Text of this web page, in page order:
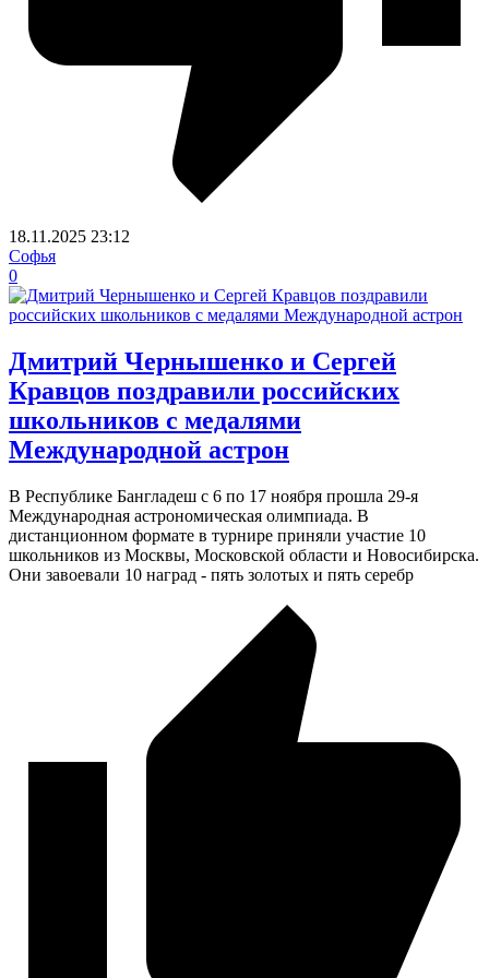
18.11.2025 23:12
Софья
0
Дмитрий Чернышенко и Сергей
Кравцов поздравили российских
школьников с медалями
Международной астрон
В Республике Бангладеш с 6 по 17 ноября прошла 29-я
Международная астрономическая олимпиада. В
дистанционном формате в турнире приняли участие 10
школьников из Москвы, Московской области и Новосибирска.
Они завоевали 10 наград - пять золотых и пять серебр